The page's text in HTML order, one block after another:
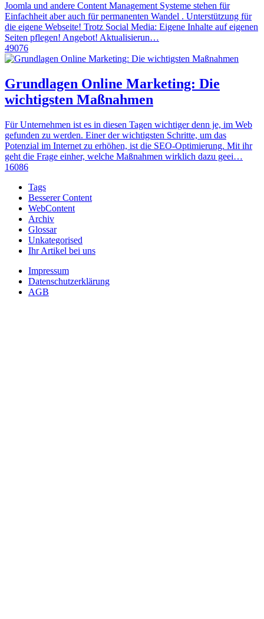
Joomla und andere Content Management Systeme stehen für
Einfachheit aber auch für permanenten Wandel . Unterstützung für
die eigene Webseite! Trotz Social Media: Eigene Inhalte auf eigenen
Seiten pflegen! Angebot! Aktualisierun…
49076
Grundlagen Online Marketing: Die
wichtigsten Maßnahmen
Für Unternehmen ist es in diesen Tagen wichtiger denn je, im Web
gefunden zu werden. Einer der wichtigsten Schritte, um das
Potenzial im Internet zu erhöhen, ist die SEO-Optimierung. Mit ihr
geht die Frage einher, welche Maßnahmen wirklich dazu geei…
16086
Tags
Besserer Content
WebContent
Archiv
Glossar
Unkategorised
Ihr Artikel bei uns
Impressum
Datenschutzerklärung
AGB